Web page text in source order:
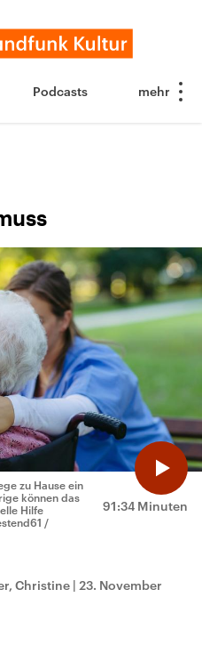
Podcasts
91:34 Minuten
zu Hause ein
können das
Hilfe
/
Christine | 23. November